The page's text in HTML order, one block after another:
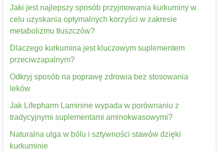
Jaki jest najlepszy sposób przyjmowania kurkuminy w
celu uzyskania optymalnych korzyści w zakresie
metabolizmu tłuszczów?
Dlaczego kurkumina jest kluczowym suplementem
przeciwzapalnym?
Odkryj sposób na poprawę zdrowia bez stosowania
leków
Jak Lifepharm Laminine wypada w porównaniu z
tradycyjnymi suplementami aminokwasowymi?
Naturalna ulga w bólu i sztywności stawów dzięki
kurkuminie